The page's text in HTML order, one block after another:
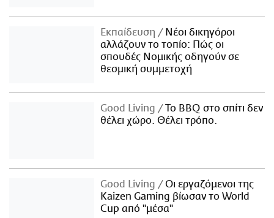
Εκπαίδευση
Νέοι δικηγόροι
αλλάζουν το τοπίο: Πώς οι
σπουδές Νομικής οδηγούν σε
θεσμική συμμετοχή
Good Living
Το BBQ στο σπίτι δεν
θέλει χώρο. Θέλει τρόπο.
Good Living
Οι εργαζόμενοι της
Kaizen Gaming βίωσαν το World
Cup από "μέσα"